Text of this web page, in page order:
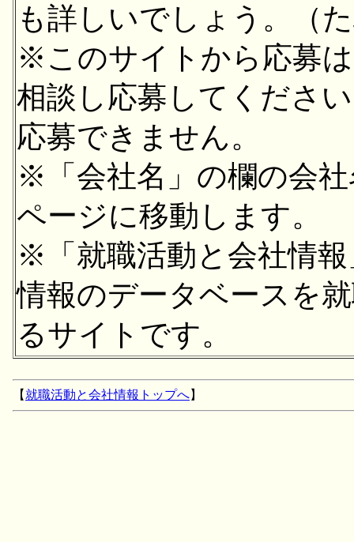
も詳しいでしょう。（
※このサイトから応募
相談し応募してくださ
応募できません。
※「会社名」の欄の会
ページに移動します。
※「就職活動と会社情
情報のデータベースを
るサイトです。
【 就職活動と会社情報トップへ】